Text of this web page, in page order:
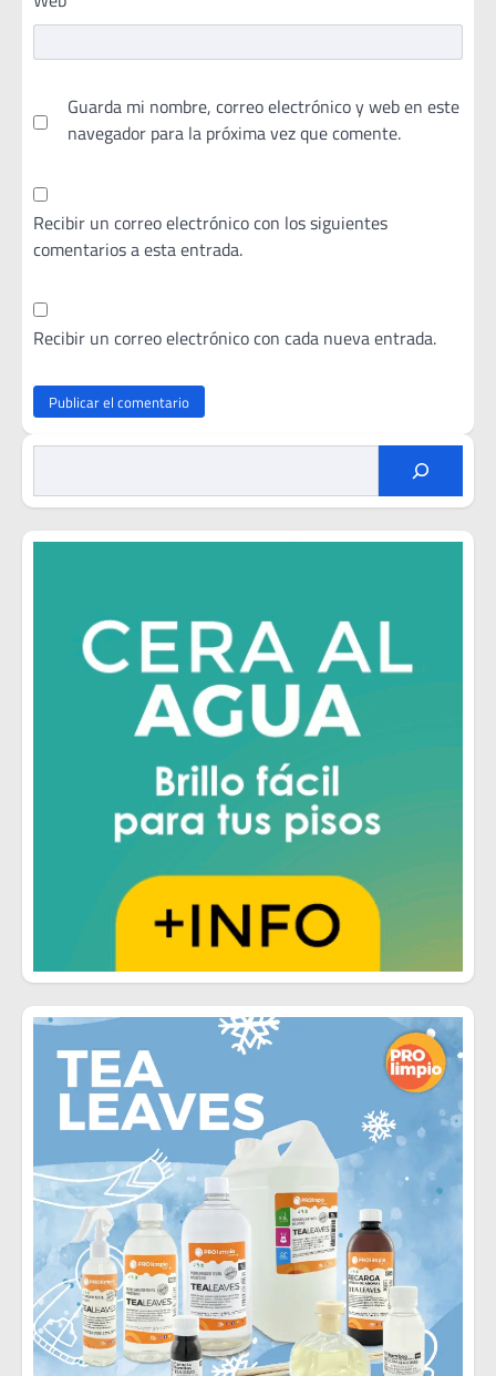
Guarda mi nombre, correo electrónico y web en este
navegador para la próxima vez que comente.
Recibir un correo electrónico con los siguientes
comentarios a esta entrada.
Recibir un correo electrónico con cada nueva entrada.